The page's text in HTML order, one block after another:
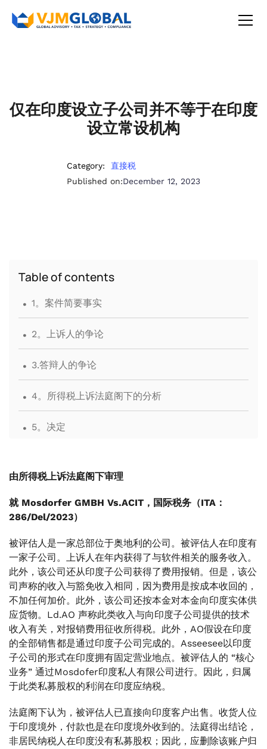
仅在印度设立子公司并不等于在印度
设立常设机构
Category:
直接税
Published on:December 12, 2023
Table of contents
. 1。案件简要事实
. 2。上诉人的争论
. 3.答辩人的争论
. 4。所得税上诉法庭阁下的分析
. 5。决定
由所得税上诉法庭阁下审理
就 Mosdorfer GMBH Vs.ACIT，国际税务（ITA：
286/Del/2023）
被评估人是一家总部位于奥地利的公司。被评估人在印度有
一家子公司。上诉人在年内获得了与软件相关的服务收入。
此外，该公司还从印度子公司获得了费用报销。但是，该公
司声称的收入与豁免收入相同，因为费用是按成本收回的，
不加任何加价。此外，该公司还按本金对本金向印度实体供
应货物。Ld.AO 声称此类收入与向印度子公司提供的技术
收入有关，对报销费用征收所得税。此外，AO假设在印度
的全部销售都是通过印度子公司完成的。Asseesee以印度
子公司的形式在印度拥有固定营业地点。被评估人的 “核心
业务” 通过Mosdofer印度私人有限公司进行。因此，归属
于此类私募股权的利润在印度应纳税。
法庭阁下认为，被评估人已直接向印度客户出售。收货人位
于印度境外，付款也是在印度境外收到的。法庭得出结论，
非居民纳税人在印度没有私募股权；因此，应删除该账户归